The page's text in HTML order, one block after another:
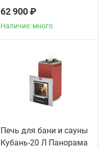
62 900 ₽
Наличие: много
Печь для бани и сауны
Кубань-20 Л Панорама